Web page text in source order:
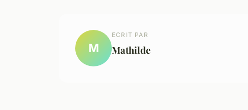
M
ECRIT PAR
Mathilde